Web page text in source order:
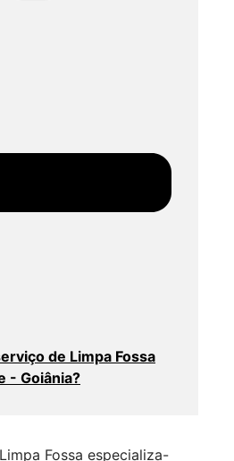
de Limpa Fossa
- Goiânia?
Fossa especializa-